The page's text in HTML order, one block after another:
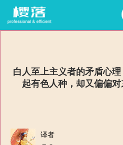
白人至上主义者的矛盾心
起有色人种，却又偏偏
译者